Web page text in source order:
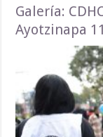
Galería:
Ayotzinapa